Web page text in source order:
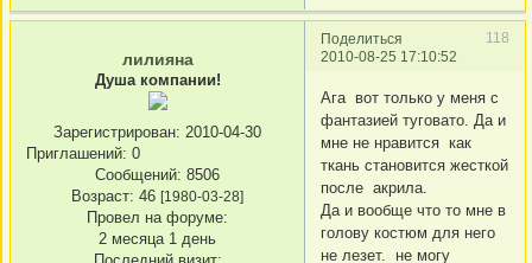
Поделиться
118
2010-08-25 17:10:52
лилияна
Душа компании!
Зарегистрирован: 2010-04-30
Приглашений: 0
Сообщений: 8506
Возраст: 46 [1980-03-28]
Провел на форуме:
2 месяца 1 день
Ага вот только у меня с
фантазией туговато. Да и
мне не нравится как
ткань становится жесткой
после акрила.
Да и вообще что то мне в
голову костюм для него
не лезет. не могу